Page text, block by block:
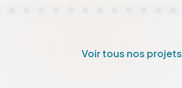
Voir tous nos projets